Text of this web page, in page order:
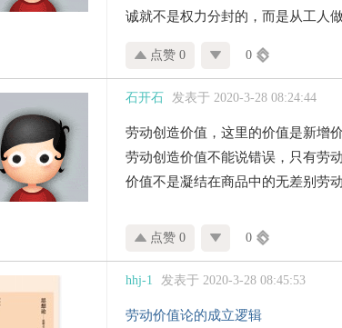
诚就不是权力分封的，而是从工人
点赞 0 0
石开石 发表于 2020-3-28 08:24:44
劳动创造价值，这里的价值是新增
劳动创造价值不能说错误，只有劳
价值不是凝结在商品中的无差别劳
点赞 0 0
hhj-1 发表于 2020-3-28 08:45:53
劳动价值论的成立逻辑